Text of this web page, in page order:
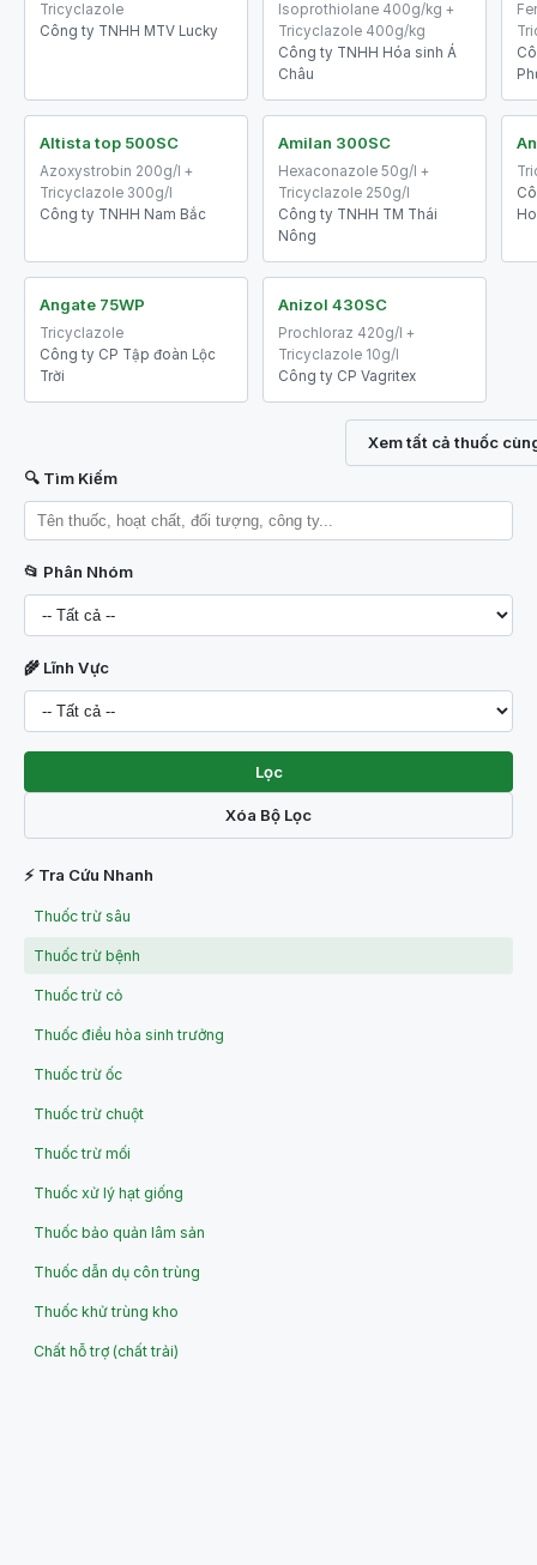
Tricyclazole
Công ty TNHH MTV Lucky
Isoprothiolane 400g/kg +
Tricyclazole 400g/kg
Công ty TNHH Hóa sinh Á
Châu
Altista top 500SC
Azoxystrobin 200g/l +
Tricyclazole 300g/l
Công ty TNHH Nam Bắc
Amilan 300SC
Hexaconazole 50g/l +
Tricyclazole 250g/l
Công ty TNHH TM Thái
Nông
Angate 75WP
Tricyclazole
Công ty CP Tập đoàn Lộc
Trời
Anizol 430SC
Prochloraz 420g/l +
Tricyclazole 10g/l
Công ty CP Vagritex
Xem tất cả thuốc
🔍 Tìm Kiếm
📂 Phân Nhóm
🌾 Lĩnh Vực
Lọc
Xóa Bộ Lọc
⚡ Tra Cứu Nhanh
Thuốc trừ sâu
Thuốc trừ bệnh
Thuốc trừ cỏ
Thuốc điều hòa sinh trưởng
Thuốc trừ ốc
Thuốc trừ chuột
Thuốc trừ mối
Thuốc xử lý hạt giống
Thuốc bảo quản lâm sản
Thuốc dẫn dụ côn trùng
Thuốc khử trùng kho
Chất hỗ trợ (chất trải)